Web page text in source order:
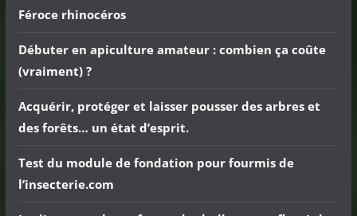
Féroce rhinocéros
Débuter en apiculture amateur : combien ça coûte
(vraiment) ?
Acquérir, protéger et laisser pousser des arbres et
des forêts… un état d’esprit.
Test du module de fondation pour fourmis de
l’insecterie.com